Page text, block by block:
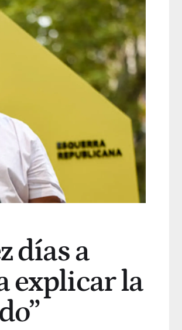
días a
explicar la